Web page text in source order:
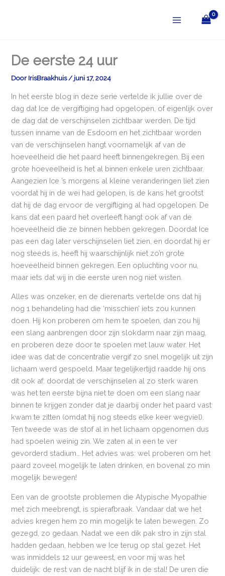
De eerste 24 uur
DoorIrisBraakhuis/juni 17, 2024
In het eerste blog in deze serie vertelde ik jullie over de
dag dat Ice de vergiftiging had opgelopen, of eigenlijk over
de dag dat de verschijnselen zichtbaar werden. De tijd
tussen inname van de Esdoorn en het zichtbaar worden
van de verschijnselen hangt voornamelijk af van de
hoeveelheid die het paard heeft binnengekregen. Bij een
grote hoeveelheid is het al binnen enkele uren zichtbaar.
Aangezien Ice ’s morgens al kleine veranderingen liet zien
voordat hij in de wei had gelopen, is de kans het grootst
dat hij de dag ervoor de vergiftiging al had opgelopen. De
kans dat een paard het overleeft hangt ook af van de
hoeveelheid die ze binnen hebben gekregen. Doordat Ice
pas een dag later verschijnselen liet zien, en doordat hij er
nog steeds is, heeft hij waarschijnlijk niet zo’n grote
hoeveelheid binnen gekregen. Een opluchting voor nu,
maar iets dat wij in die eerste uren nog niet wisten.
Alles was onzeker, en de dierenarts vertelde ons dat hij
nog 1 behandeling had die ‘misschien’ iets zou kunnen
doen. Hij kon proberen om hem te spoelen, dan zou hij
een slang aanbrengen door zijn slokdarm naar zijn maag,
en proberen deze door te spoelen met lauw water. Het
idee was dat de concentratie vergif zo snel mogelijk uit zijn
lichaam werd gespoeld. Maar tegelijkertijd raadde hij ons
dit ook af: doordat de verschijnselen al zo sterk waren
was het ten eerste bijna niet te doen om een slang naar
binnen te krijgen zonder dat je daarbij onder het paard vast
kwam te zitten (omdat hij nog steeds elke keer wegviel).
Ten tweede was de stof al in het lichaam opgenomen dus
had spoelen weinig zin. We zaten al in een te ver
gevorderd stadium… Het advies was: wel proberen om het
paard zoveel mogelijk te laten drinken, en bovenal zo min
mogelijk bewegen!
Een van de grootste problemen die Atypische Myopathie
met zich meebrengt, is spierafbraak. Vandaar dat we het
advies kregen hem zo min mogelijk te laten bewegen. Zo
gezegd, zo gedaan. Nadat we een dik pak stro in zijn stal
hadden gedaan, hebben we Ice terug op stal gezet. Het
was inmiddels 12 uur geweest, en voor mij was het
duidelijk: de rest van de nacht blijf ik in de stal! De uren die